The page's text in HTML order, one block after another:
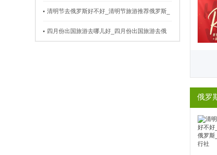
清明节去俄罗斯好不好_清明节旅游推荐俄罗斯_
四月份出国旅游去哪儿好_四月份出国旅游去俄
俄罗